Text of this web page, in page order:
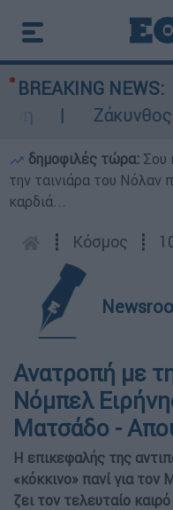
BREAKING NEWS:
Ζάκυνθος:
δημοφιλές τώρα: Σου
την ταινιάρα του Νόλαν
καρδιά...
┋ Κόσμος ┋
Ανατροπή με
Νόμπελ
Ματσάδο -
Η επικεφαλής της
«κόκκινο» πανί για
ζει τον τελευταίο καιρό